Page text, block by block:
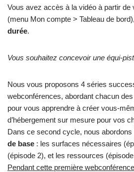
Vous avez accès à la vidéo à partir de
(menu Mon compte > Tableau de bord),
durée.
Vous souhaitez concevoir une équi-
Nous vous proposons 4 séries
webconférences, abordant chacun
pour vous apprendre à créer vous-
d’hébergement sur mesure pour vos
Dans ce second cycle, nous abordons
de base : les surfaces nécessaires
(épisode 2), et les ressources
Pendant cette première